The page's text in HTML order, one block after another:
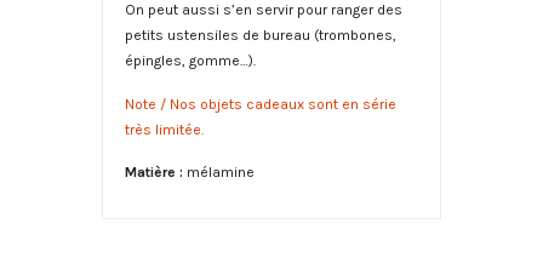
On peut aussi s’en servir pour ranger des
petits ustensiles de bureau (trombones,
épingles, gomme…).
Note / Nos objets cadeaux sont en série
très limitée.
Matière : mélamine